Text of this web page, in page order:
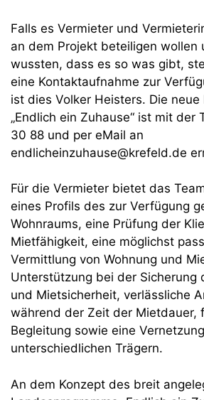
Falls es Vermieter und
an dem Projekt beteiligen wollen
wussten, dass es so was gibt,
eine Kontaktaufnahme zur
ist dies Volker Heisters. Die neue
„Endlich ein Zuhause“ ist mit der
30 88 und per eMail an
endlicheinzuhause@krefeld.de
Für die Vermieter bietet das
eines Profils des zur Verfügung
Wohnraums, eine Prüfung der
Mietfähigkeit, eine möglichst
Vermittlung von Wohnung und
Unterstützung bei der Sicherung
und Mietsicherheit, verlässliche
während der Zeit der Mietdauer,
Begleitung sowie eine
unterschiedlichen Trägern.
An dem Konzept des breit